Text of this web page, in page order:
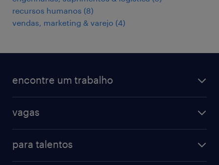
recursos humanos (8)
vendas, marketing & varejo (4)
encontre um trabalho
vagas na randstad
vagas
engenharias & suprimentos
para talentos